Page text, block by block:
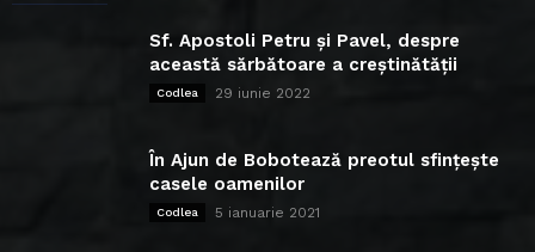
Sf. Apostoli Petru și Pavel, despre
această sărbătoare a creștinătății
Codlea 29 iunie 2022
În Ajun de Bobotează preotul sfințește
casele oamenilor
Codlea 5 ianuarie 2021